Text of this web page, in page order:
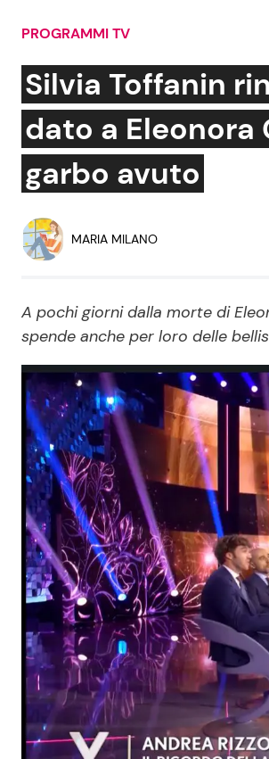
Social News
News dal mondo
PROGRAMMI TV
Silvia Toffanin
dato a Eleonora
garbo avuto
MARIA MILANO
A pochi giorni dalla morte di
spende anche per loro delle